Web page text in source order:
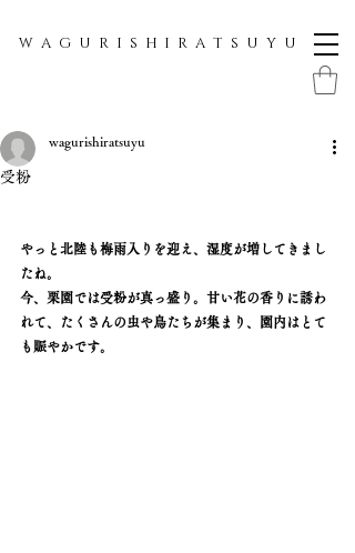
W A G U R I S H I R A T S U Y U
受粉
wagurishiratsuyu
やっと北陸も梅雨入りを迎え、湿度が増してきまし
たね。
今、栗園では受粉が真っ盛り。甘い花の香りに誘わ
れて、たくさんの虫や鳥たちが集まり、園内はとて
も賑やかです。